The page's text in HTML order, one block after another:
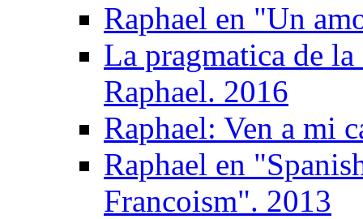
Raphael en "Un
La pragmatica de
Raphael. 2016
Raphael: Ven a mi
Raphael en
Francoism". 2013